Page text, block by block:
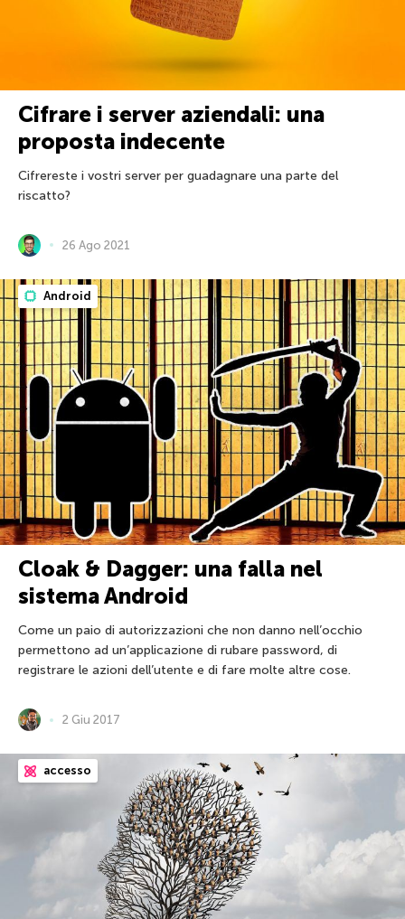
Cifrare i server aziendali: una
proposta indecente
Cifrereste i vostri server per guadagnare una parte del
riscatto?
26 Ago 2021
Android
Cloak & Dagger: una falla nel
sistema Android
Come un paio di autorizzazioni che non danno nell’occhio
permettono ad un’applicazione di rubare password, di
registrare le azioni dell’utente e di fare molte altre cose.
2 Giu 2017
accesso